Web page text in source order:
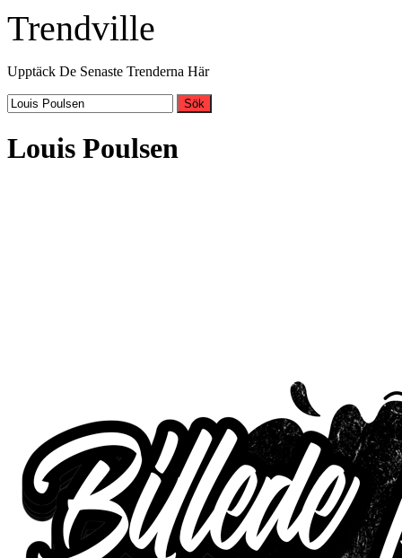
Trendville
Upptäck De Senaste Trenderna Här
Sök
Louis Poulsen